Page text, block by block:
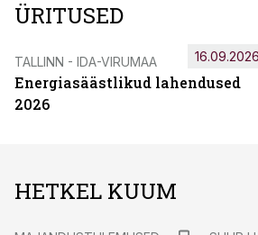
ÜRITUSED
TALLINN - IDA-VIRUMAA
Energiasäästlikud lahendused
2026
16.09.2026
HETKEL KUUM